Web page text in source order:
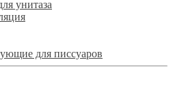
унитаза
для писсуаров